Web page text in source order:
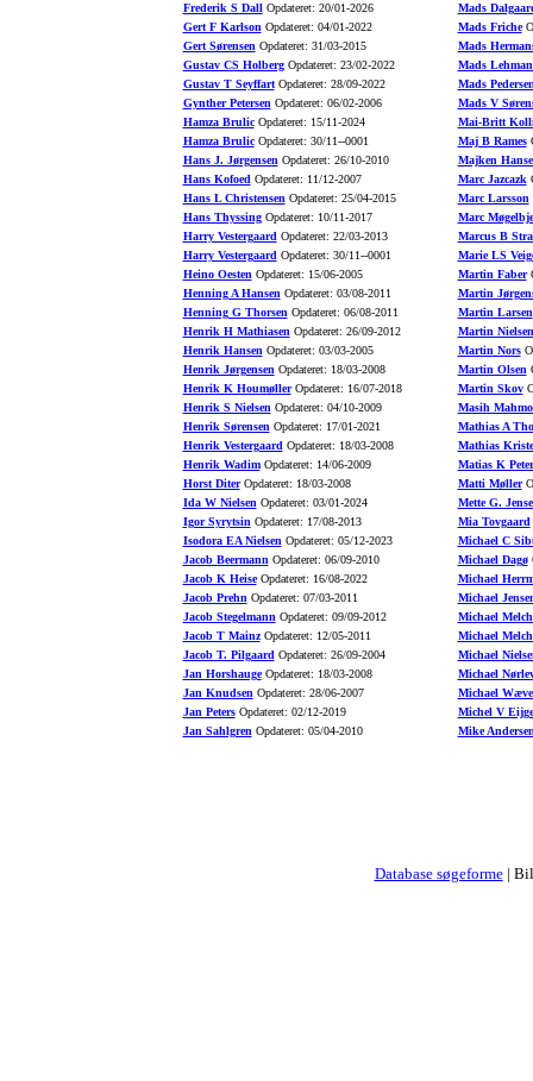
Frederik S DallOpdateret: 20/01-2026
Gert F Karlson Opdateret: 04/01-2022
Gert Sørensen Opdateret: 31/03-2015
Gustav CS HolbergOpdateret: 23/02-2022
Gustav T SeyffartOpdateret: 28/09-2022
Gynther Petersen Opdateret: 06/02-2006
Hamza BrulicOpdateret: 15/11-2024
Hamza BrulicOpdateret: 30/11--0001
Hans J. Jørgensen Opdateret: 26/10-2010
Hans Kofoed Opdateret: 11/12-2007
Hans L Christensen Opdateret: 25/04-2015
Hans ThyssingOpdateret: 10/11-2017
Harry Vestergaard Opdateret: 22/03-2013
Harry Vestergaard Opdateret: 30/11--0001
Heino Oesten Opdateret: 15/06-2005
Henning A Hansen Opdateret: 03/08-2011
Henning G Thorsen Opdateret: 06/08-2011
Henrik H Mathiasen Opdateret: 26/09-2012
Henrik Hansen Opdateret: 03/03-2005
Henrik Jørgensen Opdateret: 18/03-2008
Henrik K HoumøllerOpdateret: 16/07-2018
Henrik S Nielsen Opdateret: 04/10-2009
Henrik Sørensen Opdateret: 17/01-2021
Henrik Vestergaard Opdateret: 18/03-2008
Henrik WadimOpdateret: 14/06-2009
Horst DiterOpdateret: 18/03-2008
Ida W Nielsen Opdateret: 03/01-2024
Igor Syrytsin Opdateret: 17/08-2013
Isodora EA Nielsen Opdateret: 05/12-2023
Jacob Beermann Opdateret: 06/09-2010
Jacob K HeiseOpdateret: 16/08-2022
Jacob Prehn Opdateret: 07/03-2011
Jacob Stegelmann Opdateret: 09/09-2012
Jacob T MainzOpdateret: 12/05-2011
Jacob T. Pilgaard Opdateret: 26/09-2004
Jan HorshaugeOpdateret: 18/03-2008
Jan Knudsen Opdateret: 28/06-2007
Jan PetersOpdateret: 02/12-2019
Jan Sahlgren Opdateret: 05/04-2010
Mads
Mads Friche
Mads
Mads
Mads
Mads V
Mai-Britt
Maj B Rames
Majken
Marc Jazcazk
Marc Larsson
Marc
Marcus B
Marie LS
Martin Faber
Martin
Martin Larsen
Martin Nielsen
Martin Nors
Martin Olsen
Martin Skov
Masih
Mathias A
Mathias
Matias K
Matti Møller
Mette G.
Mia Tovgaard
Michael C
Michael Dagø
Michael
Michael
Michael
Michael
Michael
Michael
Michael
Michel V
Mike
Database søgeforme|